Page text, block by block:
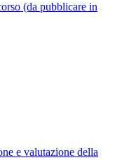
(da pubblicare in
e valutazione della